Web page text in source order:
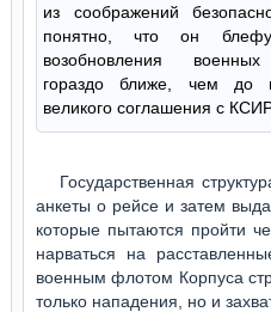
из соображений
понятно, что он
возобновления
гораздо ближе, чем до
великого соглашения с
Государственная
анкеты о рейсе и затем
которые пытаются пройти
нарваться на
военным флотом Корпуса
только нападения, но и